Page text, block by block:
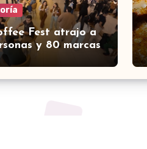
Fest atrajo a
y 80 marcas